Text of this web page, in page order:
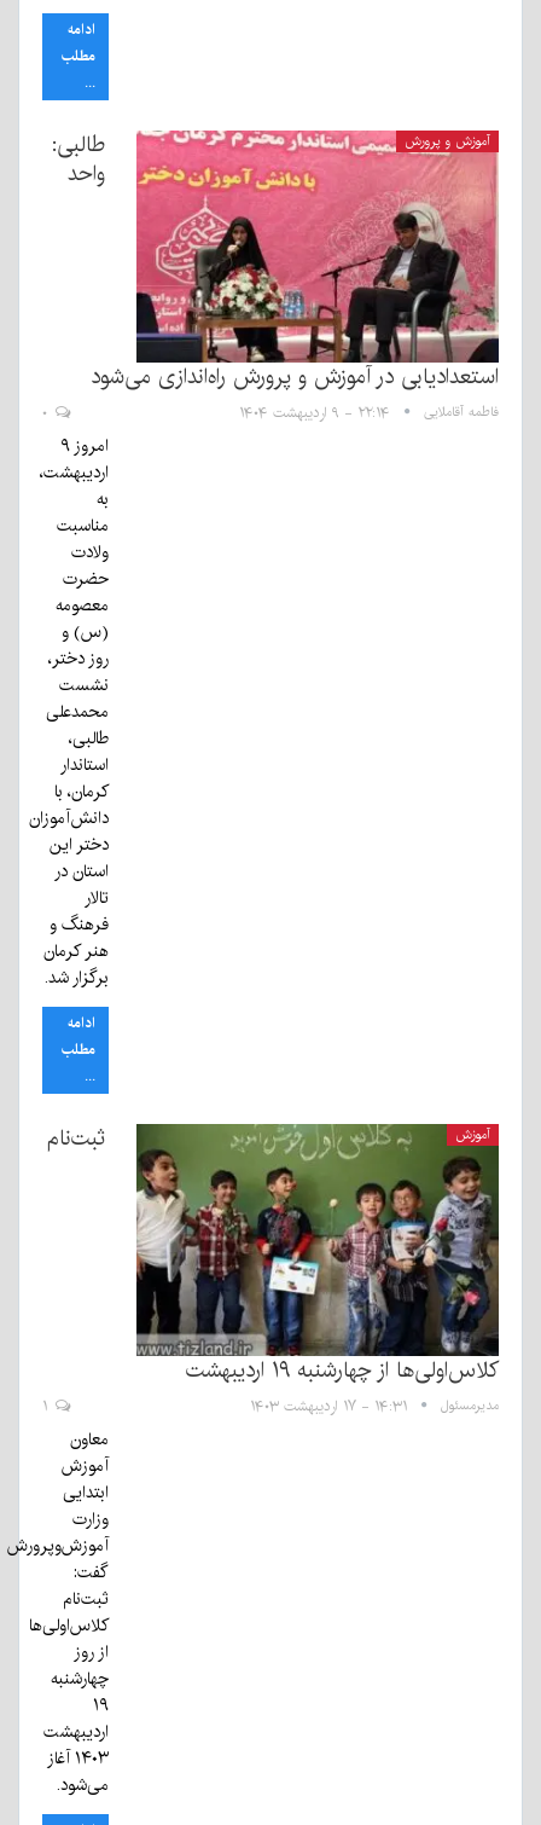
ادامه
مطلب
...
آموزش و پرورش
طالبی:
واحد
استعدادیابی در آموزش و پرورش راه‌اندازی می‌شود
فاطمه آقاملایی ۲۲:۱۴ - ۹ اردیبهشت ۱۴۰۴
امروز ۹
اردیبهشت،
به
مناسبت
ولادت
حضرت
معصومه
(س) و
روز دختر،
نشست
محمدعلی
طالبی،
استاندار
کرمان، با
دانش‌آموزان
دختر این
استان در
تالار
فرهنگ و
هنر کرمان
برگزار شد.
ادامه
مطلب
...
آموزش ثبت‌نام
کلاس‌اولی‌ها از چهارشنبه ۱۹ اردیبهشت
مدیرمسئول ۱۴:۳۱ - ۱۷ اردیبهشت ۱۴۰۳
معاون
آموزش
ابتدایی
وزارت
آموزش‌وپرورش
گفت:
ثبت‌نام
کلاس‌اولی‌ها
از روز
چهارشنبه
۱۹
اردیبهشت
۱۴۰۳ آغاز
می‌شود.